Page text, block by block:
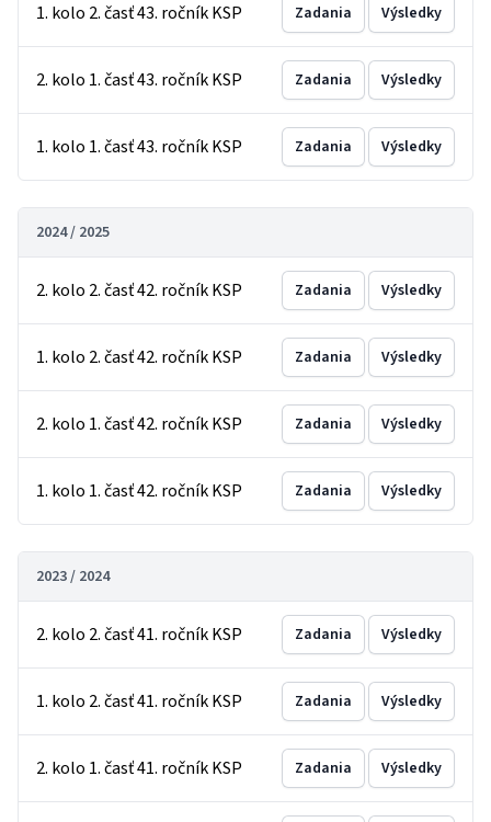
1. kolo 2. časť 43. ročník KSP Zadania Výsledky
2. kolo 1. časť 43. ročník KSP Zadania Výsledky
1. kolo 1. časť 43. ročník KSP Zadania Výsledky
2024 / 2025
2. kolo 2. časť 42. ročník KSP Zadania Výsledky
1. kolo 2. časť 42. ročník KSP Zadania Výsledky
2. kolo 1. časť 42. ročník KSP Zadania Výsledky
1. kolo 1. časť 42. ročník KSP Zadania Výsledky
2023 / 2024
2. kolo 2. časť 41. ročník KSP Zadania Výsledky
1. kolo 2. časť 41. ročník KSP Zadania Výsledky
2. kolo 1. časť 41. ročník KSP Zadania Výsledky